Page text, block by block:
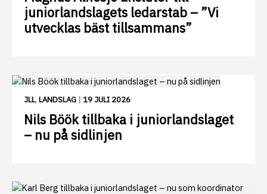
juniorlandslagets ledarstab – ”Vi
utvecklas bäst tillsammans”
JLL,LANDSLAG 19 JULI 2026
Nils Böök tillbaka i juniorlandslaget
– nu på sidlinjen